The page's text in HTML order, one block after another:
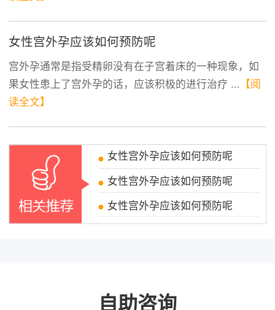
女性宫外孕应该如何预防呢
宫外孕通常是指受精卵没有在子宫着床的一种现象，如
果女性患上了宫外孕的话，应该积极的进行治疗 ... 【阅
读全文】
女性宫外孕应该如何预防呢
女性宫外孕应该如何预防呢
女性宫外孕应该如何预防呢
自助咨询